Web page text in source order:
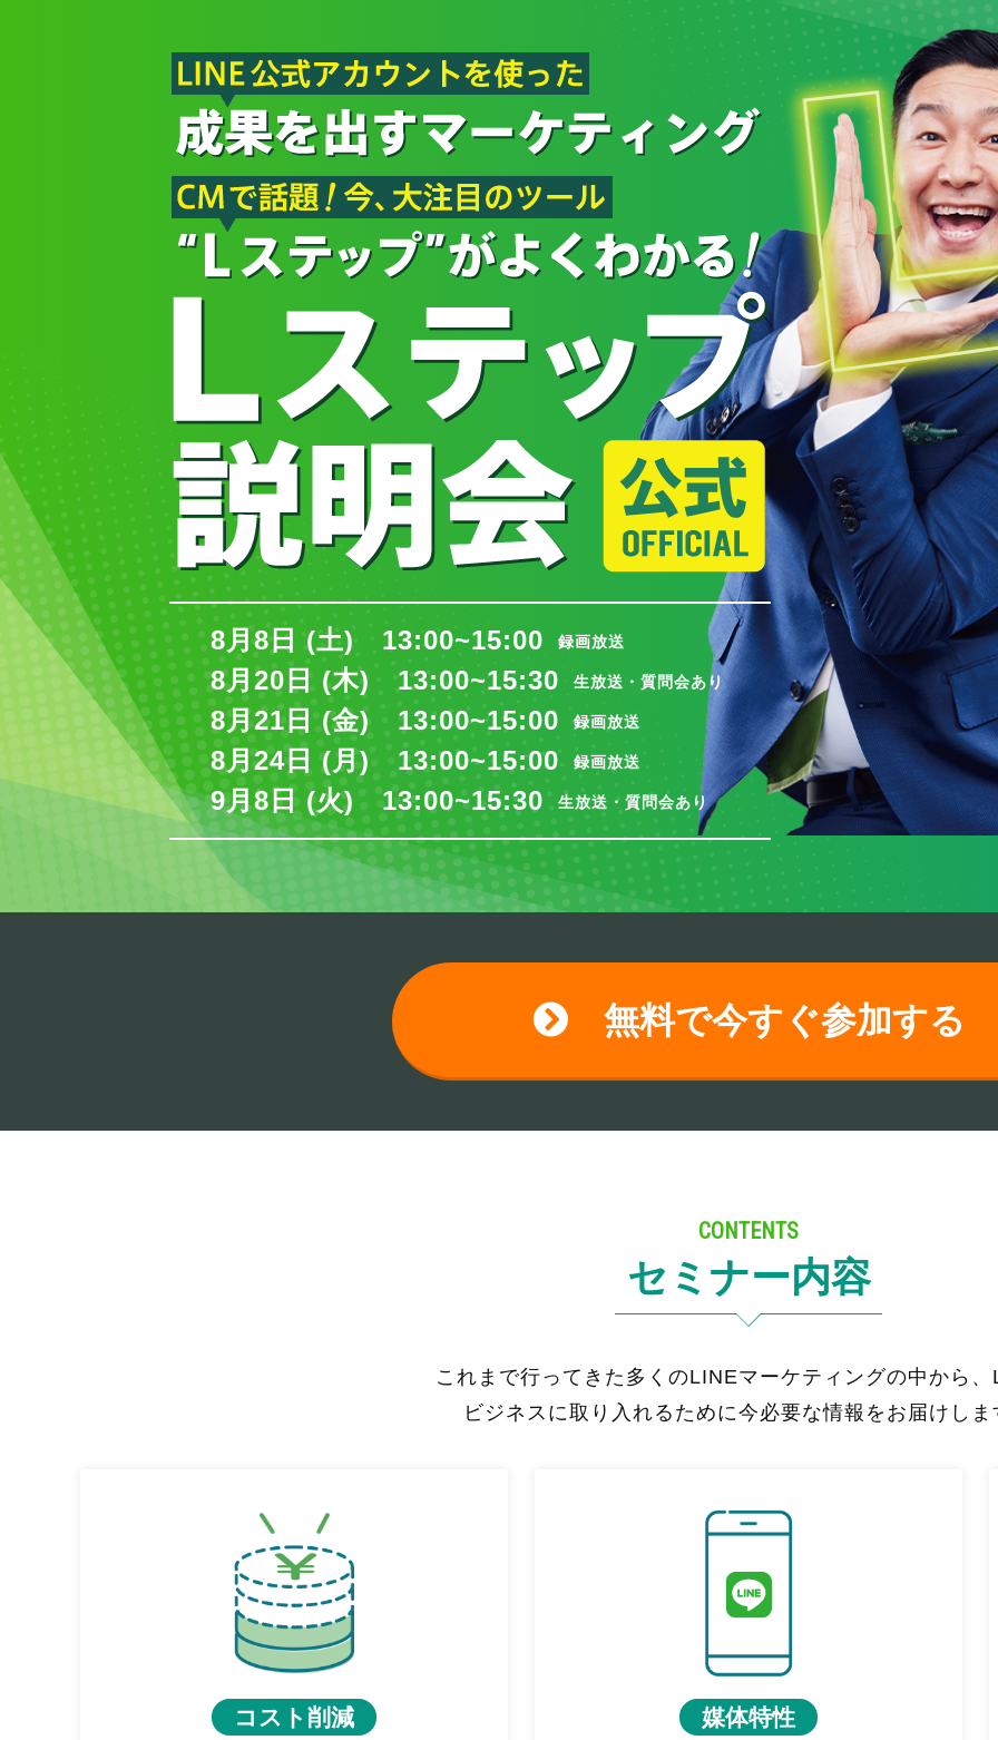
8月8日 (土) 13:00~15:00 録画放送
8月20日 (木) 13:00~15:30 生放送・質問会あり
8月21日 (金) 13:00~15:00 録画放送
8月24日 (月) 13:00~15:00 録画放送
9月8日 (火) 13:00~15:30 生放送・質問会あり
無料で今すぐ参加する
CONTENTS
セミナー内容
これまで行ってきた多くのLINEマーケティングの中から
ビジネスに取り入れるために今必要な情報をお届けしま
コスト削減 媒体特性